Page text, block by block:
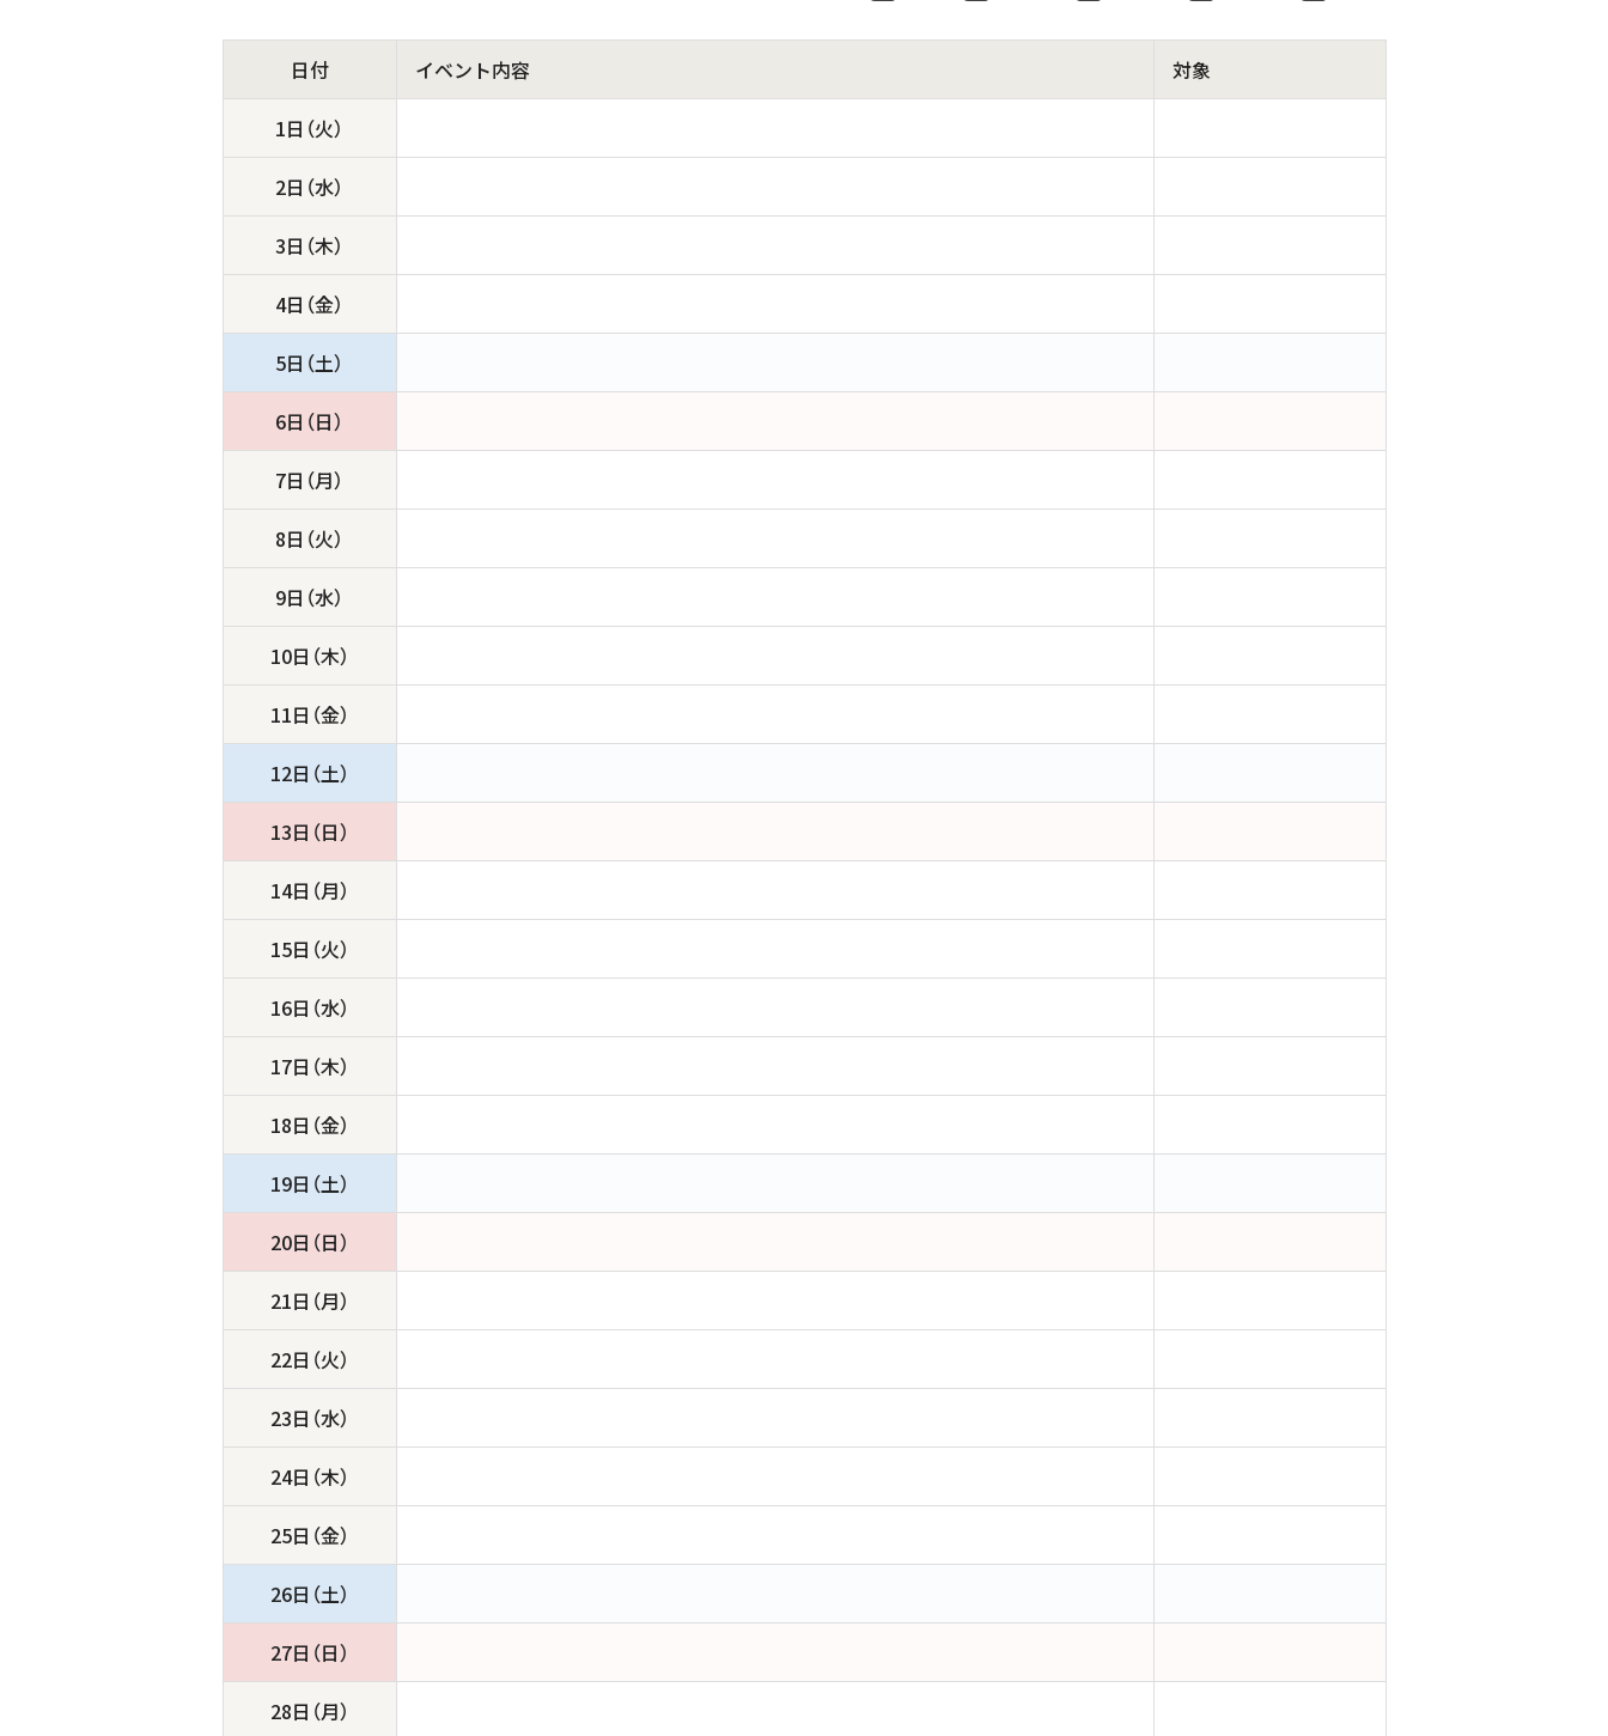
日付 イベント内容 対象
1日（火）
2日（水）
3日（木）
4日（金）
5日（土）
6日（日）
7日（月）
8日（火）
9日（水）
10日（木）
11日（金）
12日（土）
13日（日）
14日（月）
15日（火）
16日（水）
17日（木）
18日（金）
19日（土）
20日（日）
21日（月）
22日（火）
23日（水）
24日（木）
25日（金）
26日（土）
27日（日）
28日（月）